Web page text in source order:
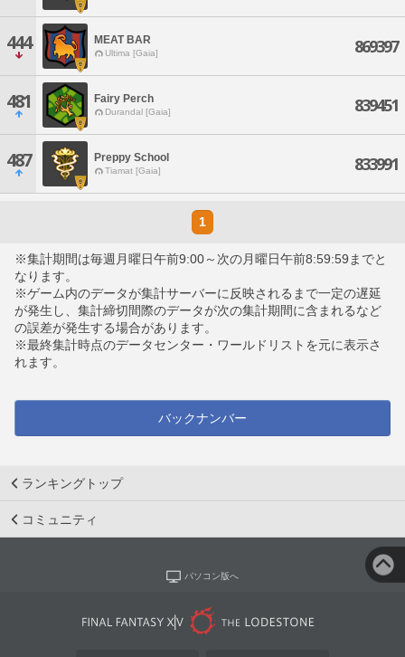
444 MEAT BAR
Ultima [Gaia] 869397
481 Fairy Perch
Durandal [Gaia] 839451
487 Preppy School
Tiamat [Gaia] 833991
1
※集計期間は毎週月曜日午前9:00～次の月曜日午前8:59:59までと
なります。
※ゲーム内のデータが集計サーバーに反映されるまで一定の遅延
が発生し、集計締切間際のデータが次の集計期間に含まれるなど
の誤差が発生する場合があります。
※最終集計時点のデータセンター・ワールドリストを元に表示さ
れます。
バックナンバー
ランキングトップ
コミュニティ
パソコン版へ